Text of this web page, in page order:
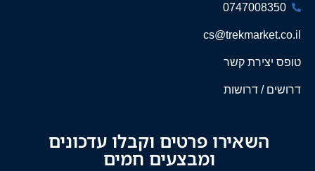
0747008350
cs@trekmarket.co.il
טופס יצירת קשר
דרושים / דרושות
השאירו פרטים וקבלו עדכונים
ומבצעים חמים